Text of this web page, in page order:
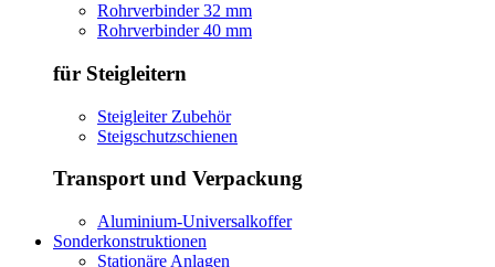
Rohrverbinder 32 mm
Rohrverbinder 40 mm
für Steigleitern
Steigleiter Zubehör
Steigschutzschienen
Transport und Verpackung
Aluminium-Universalkoffer
Sonderkonstruktionen
Stationäre Anlagen